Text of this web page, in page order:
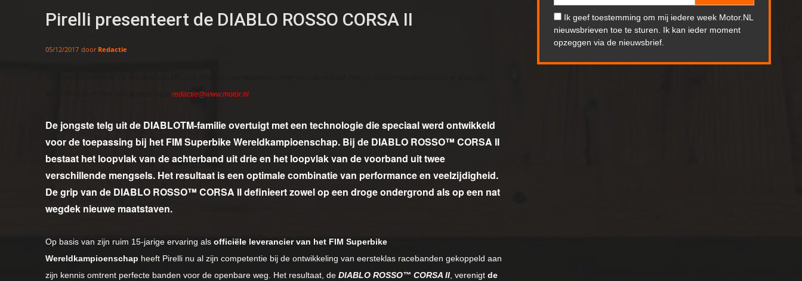
Pirelli presenteert de DIABLO ROSSO CORSA II
05/12/2017 door Redactie
redactie@www.motor.nl
De jongste telg uit de DIABLOTM-familie overtuigt met een technologie die speciaal werd ontwikkeld
voor de toepassing bij het FIM Superbike Wereldkampioenschap. Bij de DIABLO ROSSO™ CORSA II
bestaat het loopvlak van de achterband uit drie en het loopvlak van de voorband uit twee
verschillende mengsels. Het resultaat is een optimale combinatie van performance en veelzijdigheid.
De grip van de DIABLO ROSSO™ CORSA II definieert zowel op een droge ondergrond als op een nat
wegdek nieuwe maatstaven.
Op basis van zijn ruim 15-jarige ervaring als officiële leverancier van het FIM Superbike
Wereldkampioenschap heeft Pirelli nu al zijn competentie bij de ontwikkeling van eersteklas racebanden gekoppeld aan
zijn kennis omtrent perfecte banden voor de openbare weg. Het resultaat, de DIABLO ROSSO™ CORSA II, verenigt de
Ik geef toestemming om mij iedere week Motor.NL
nieuwsbrieven toe te sturen. Ik kan ieder moment
opzeggen via de nieuwsbrief.